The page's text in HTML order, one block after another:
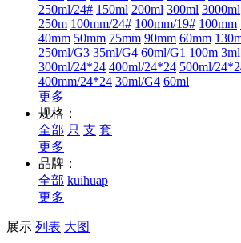
250ml/24# 150ml 200ml 300ml 3000ml
250m 100mm/24# 100mm/19# 100mm
40mm 50mm 75mm 90mm 60mm
250ml/G3 35ml/G4 60ml/G1 100m 3ml
300ml/24*24 400ml/24*24 500ml/
400mm/24*24 30ml/G4 60ml
更多
规格：
全部 只 支 套
更多
品牌：
全部 kuihuap
更多
展示 列表 大图